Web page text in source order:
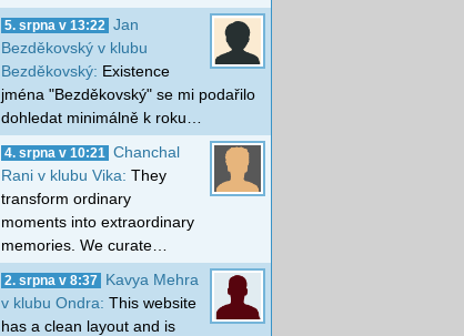
5. srpna v 13:22
Jan
Bezděkovský v klubu
Bezděkovský: Existence
jména "Bezděkovský" se mi podařilo
dohledat minimálně k roku…
4. srpna v 10:21
Chanchal
Rani v klubu Vika: They
transform ordinary
moments into extraordinary
memories. We curate…
2. srpna v 8:37
Kavya Mehra
v klubu Ondra: This website
has a clean layout and is